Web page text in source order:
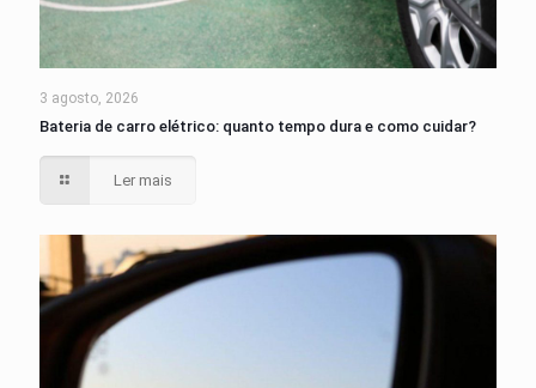
3 agosto, 2026
Bateria de carro elétrico: quanto tempo dura e como cuidar?
Ler mais